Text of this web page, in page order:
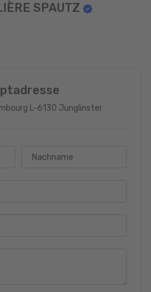
SPAUTZ
L-6130 Junglinster
Nachname